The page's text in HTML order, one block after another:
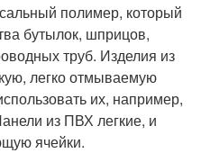
полимер, который
бутылок, шприцов,
труб. Изделия из
легко отмываемую
их, например,
из ПВХ легкие, и
ячейки.